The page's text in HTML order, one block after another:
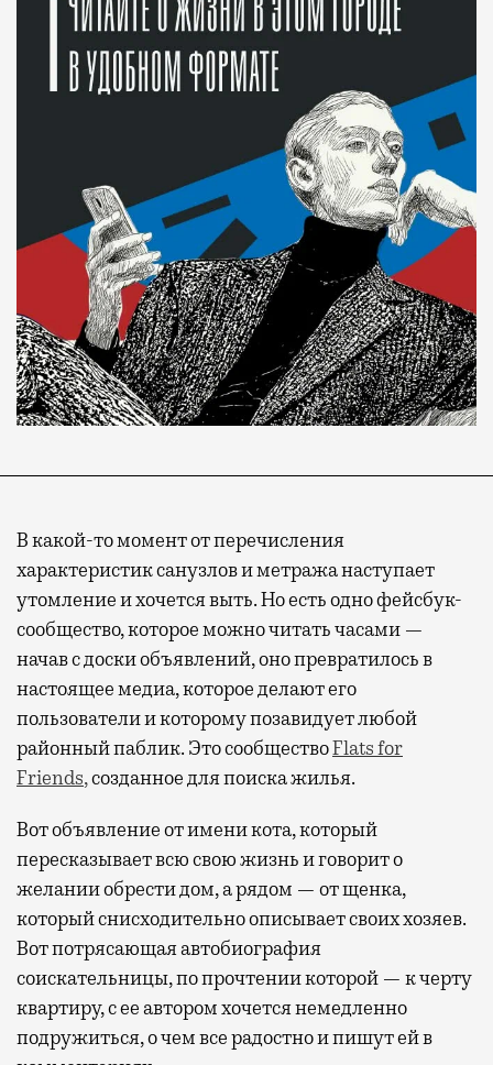
В какой-то момент от перечисления
характеристик санузлов и метража наступает
утомление и хочется выть. Но есть одно фейсбук-
сообщество, которое можно читать часами —
начав с доски объявлений, оно превратилось в
настоящее медиа, которое делают его
пользователи и которому позавидует любой
районный паблик. Это сообществоFlats for
Friends,созданное для поиска жилья.
Вот объявление от имени кота, который
пересказывает всю свою жизнь и говорит о
желании обрести дом, а рядом — от щенка,
который снисходительно описывает своих хозяев.
Вот потрясающая автобиография
соискательницы, по прочтении которой — к черту
квартиру, с ее автором хочется немедленно
подружиться, о чем все радостно и пишут ей в